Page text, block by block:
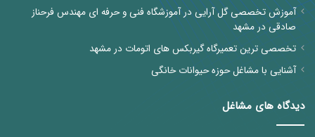
آموزش تخصصی گل آرایی در آموزشگاه فنی و حرفه ای مهندس فرحناز
صادقی در مشهد
تخصصی ترین تعمیرگاه گیربکس های اتومات در مشهد
آشنایی با مشاغل حوزه حیوانات خانگی
دیدگاه های مشاغل